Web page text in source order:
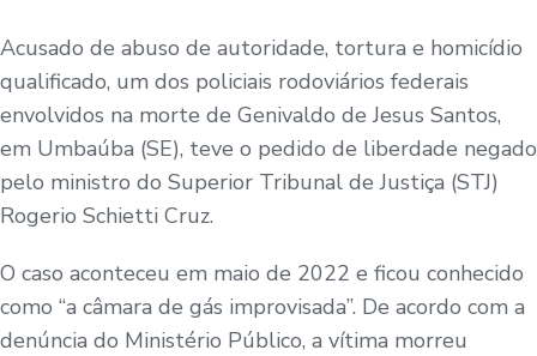
Acusado de abuso de autoridade, tortura e homicídio
qualificado, um dos policiais rodoviários federais
envolvidos na morte de Genivaldo de Jesus Santos,
em Umbaúba (SE), teve o pedido de liberdade negado
pelo ministro do Superior Tribunal de Justiça (STJ)
Rogerio Schietti Cruz.
O caso aconteceu em maio de 2022 e ficou conhecido
como “a câmara de gás improvisada”. De acordo com a
denúncia do Ministério Público, a vítima morreu